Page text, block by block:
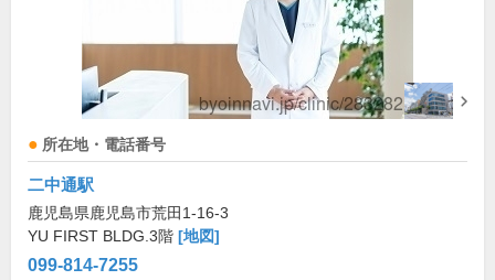
所在地・電話番号
二中通駅
鹿児島県鹿児島市荒田1-16-3
YU FIRST BLDG.3階 [地図]
099-814-7255